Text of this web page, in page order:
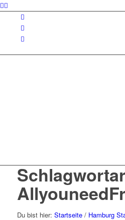
Du bist hier: Startseite / Hamburg